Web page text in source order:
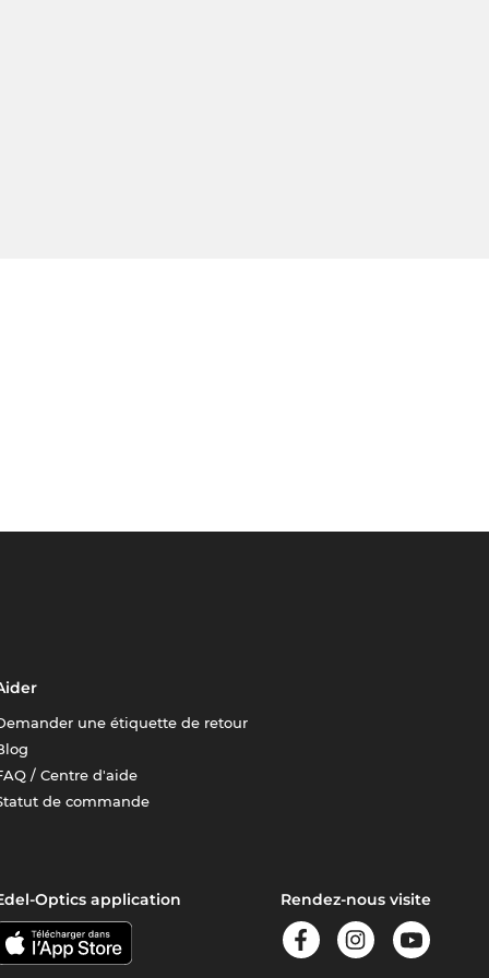
une étiquette de retour
/ Centre d'aide
de commande
Optics application Rendez-nous visite